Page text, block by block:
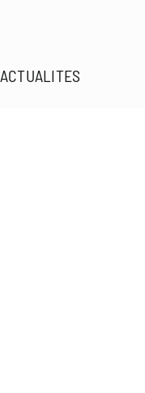
ACTUALITES